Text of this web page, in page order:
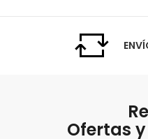
Ofertas